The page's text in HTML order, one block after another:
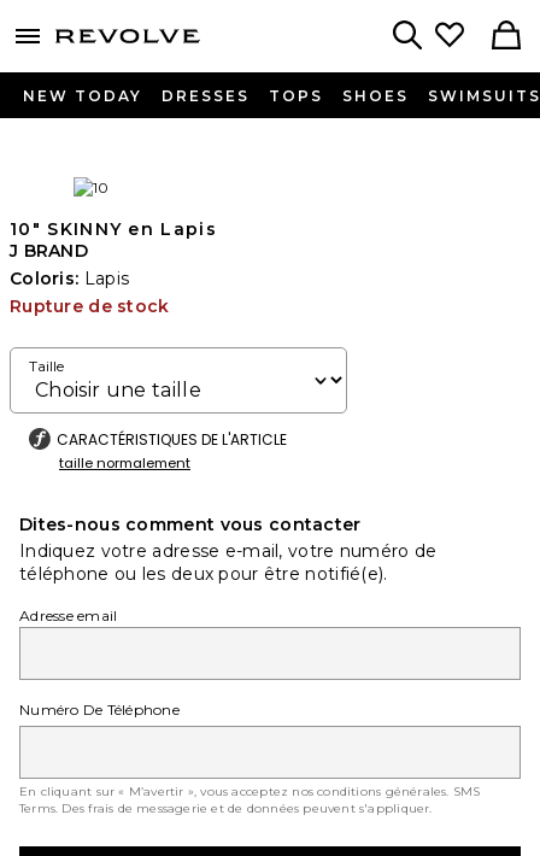
menu - shows more content
NEW TODAY DRESSES TOPS SHOES SWIMSUITS
10" SKINNY en Lapis
J BRAND
Coloris: Lapis
Rupture de stock
Taille
CARACTÉRISTIQUES DE L'ARTICLE
taille normalement
Dites-nous comment vous contacter
Indiquez votre adresse e-mail, votre numéro de
téléphone ou les deux pour être notifié(e).
Adresse email
Numéro De Téléphone
En cliquant sur « M’avertir », vous acceptez nos conditions générales. SMS
Terms. Des frais de messagerie et de données peuvent s'appliquer.